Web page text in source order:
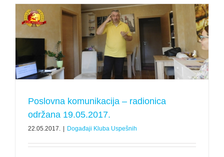
Poslovna komunikacija – radionica
održana 19.05.2017.
22.05.2017. Događaji Kluba Uspešnih